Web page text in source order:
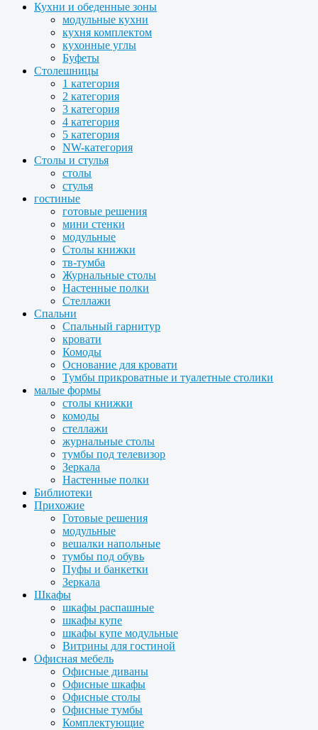
Кухни и обеденные зоны
модульные кухни
кухня комплектом
кухонные углы
Буфеты
Столешницы
1 категория
2 категория
3 категория
4 категория
5 категория
NW-категория
Столы и стулья
столы
стулья
гостиные
готовые решения
мини стенки
модульные
Столы книжки
тв-тумба
Журнальные столы
Настенные полки
Стеллажи
Спальни
Спальный гарнитур
кровати
Комоды
Основание для кровати
Тумбы прикроватные и туалетные столики
малые формы
столы книжки
комоды
стеллажи
журнальные столы
тумбы под телевизор
Зеркала
Настенные полки
Библиотеки
Прихожие
Готовые решения
модульные
вешалки напольные
тумбы под обувь
Пуфы и банкетки
Зеркала
Шкафы
шкафы распашные
шкафы купе
шкафы купе модульные
Витрины для гостиной
Офисная мебель
Офисные диваны
Офисные шкафы
Офисные столы
Офисные тумбы
Комплектующие